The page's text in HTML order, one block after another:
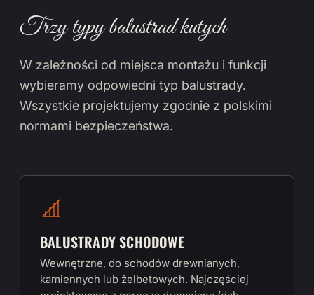
Trzy typy balustrad kutych
W zależności od miejsca montażu i funkcji
wybieramy odpowiedni typ balustrady.
Wszystkie projektujemy zgodnie z polskimi
normami bezpieczeństwa.
BALUSTRADY SCHODOWE
Wewnętrzne, do schodów drewnianych,
kamiennych lub żelbetowych. Najczęściej